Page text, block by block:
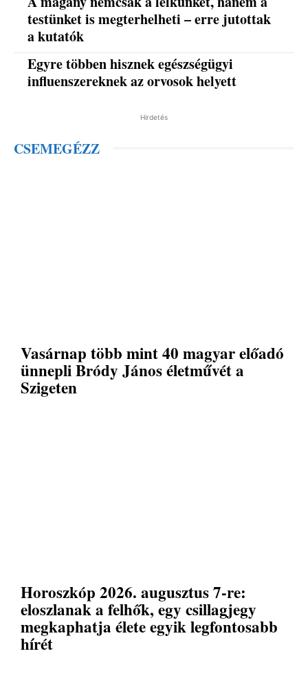
testünket is megterhelheti – erre jutottak
a kutatók
Egyre többen hisznek egészségügyi
influenszereknek az orvosok helyett
Hirdetés
CSEMEGÉZZ
Vasárnap több mint 40 magyar előadó
ünnepli Bródy János életművét a
Szigeten
Horoszkóp 2026. augusztus 7-re:
eloszlanak a felhők, egy csillagjegy
megkaphatja élete egyik legfontosabb
hírét